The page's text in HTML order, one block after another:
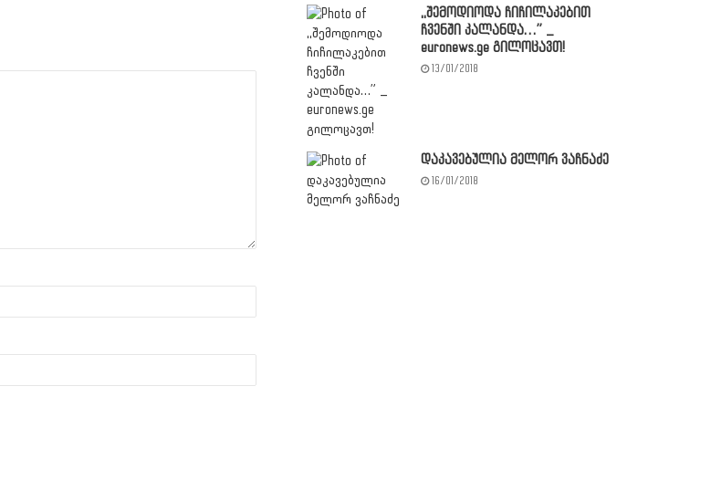
,,შემოდიოდა ჩიჩილაკებით
ჩვენში კალანდა…” _
euronews.ge გილოცავთ!
13/01/2018
დაკავებულია მელორ ვაჩნაძე
16/01/2018